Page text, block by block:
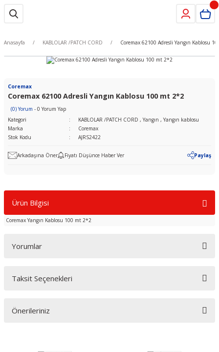
Anasayfa KABLOLAR /PATCH CORD Coremax 62100 Adresli Yangın Kablosu
Coremax
Coremax 62100 Adresli Yangın Kablosu 100 mt 2*2
(0) Yorum - 0 Yorum Yap
Kategori
KABLOLAR /PATCH CORD ,Yangın ,Yangın kablosu
Marka
Coremax
Stok Kodu
AJRS2422
Arkadaşına Öner Fiyatı Düşünce Haber Ver Paylaş
Ürün Bilgisi
Coremax Yangın Kablosu 100 mt 2*2
Yorumlar
Bu ürüne ilk yorumu siz yapın!
Taksit Seçenekleri
Önerileriniz